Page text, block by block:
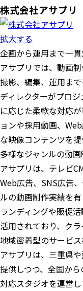
株式会社アサプリ
拡大する
企画から運用まで一
アサプリでは、動画
撮影、編集、運用ま
ディレクターがプロ
に応じた柔軟な対応
ョンや採用動画、
な映像コンテンツを提
多様なジャンルの動
アサプリは、テレビ
Web広告、SNS広告
ルの動画制作実績を
ランディングや販促
活用されており、ク
地域密着型のサービ
アサプリは、三重県
提供しつつ、全国か
対応スタジオを運営